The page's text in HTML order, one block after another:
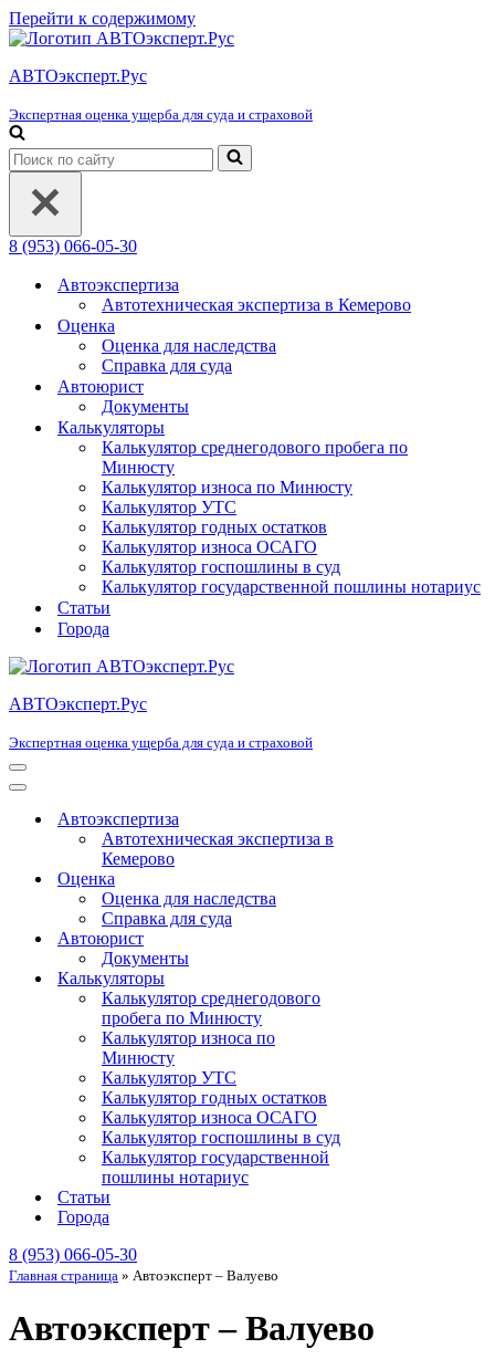
Перейти к содержимому
АВТОэксперт.Рус
Экспертная оценка ущерба для суда и страховой
Искать...
8 (953) 066-05-30
Автоэкспертиза
Автотехническая экспертиза в Кемерово
Оценка
Оценка для наследства
Справка для суда
Автоюрист
Документы
Калькуляторы
Калькулятор среднегодового пробега по
Минюсту
Калькулятор износа по Минюсту
Калькулятор УТС
Калькулятор годных остатков
Калькулятор износа ОСАГО
Калькулятор госпошлины в суд
Калькулятор государственной пошлины нотариус
Статьи
Города
АВТОэксперт.Рус
Экспертная оценка ущерба для суда и страховой
Меню
навигации
Меню
навигацииАвтоэкспертиза
Автотехническая экспертиза в
Кемерово
Оценка
Оценка для наследства
Справка для суда
Автоюрист
Документы
Калькуляторы
Калькулятор среднегодового
пробега по Минюсту
Калькулятор износа по
Минюсту
Калькулятор УТС
Калькулятор годных остатков
Калькулятор износа ОСАГО
Калькулятор госпошлины в суд
Калькулятор государственной
пошлины нотариус
Статьи
Города
8 (953) 066-05-30
Главная страница » Автоэксперт – Валуево
Автоэксперт – Валуево